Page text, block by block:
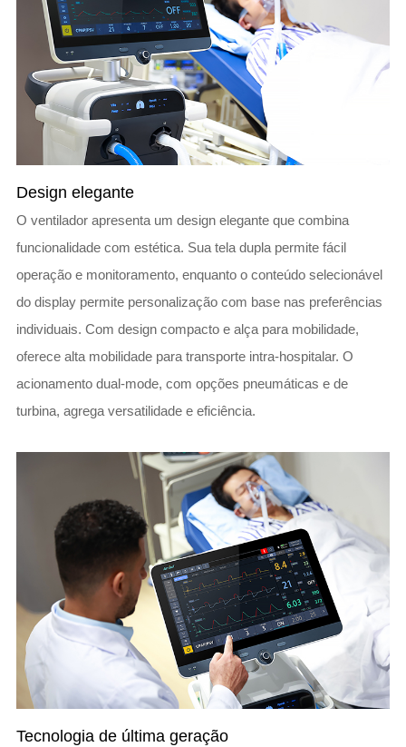
Design elegante
O ventilador apresenta um design elegante que combina
funcionalidade com estética. Sua tela dupla permite fácil
operação e monitoramento, enquanto o conteúdo selecionável
do display permite personalização com base nas preferências
individuais. Com design compacto e alça para mobilidade,
oferece alta mobilidade para transporte intra-hospitalar. O
acionamento dual-mode, com opções pneumáticas e de
turbina, agrega versatilidade e eficiência.
Tecnologia de última geração